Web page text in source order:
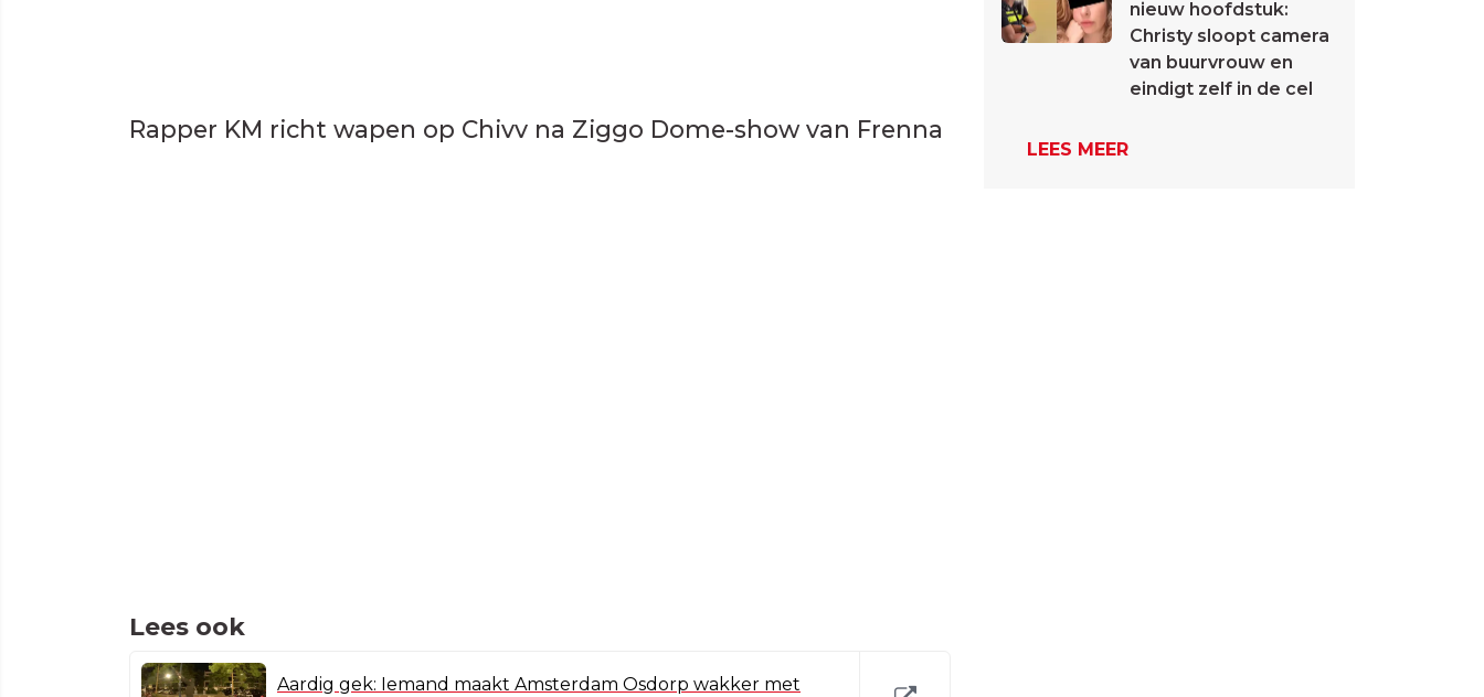
Rapper KM richt wapen op Chivv na Ziggo Dome-show van Frenna
Lees ook
Aardig gek: Iemand maakt Amsterdam Osdorp wakker met
nieuw hoofdstuk:
Christy sloopt camera
van buurvrouw en
eindigt zelf in de cel
LEES MEER